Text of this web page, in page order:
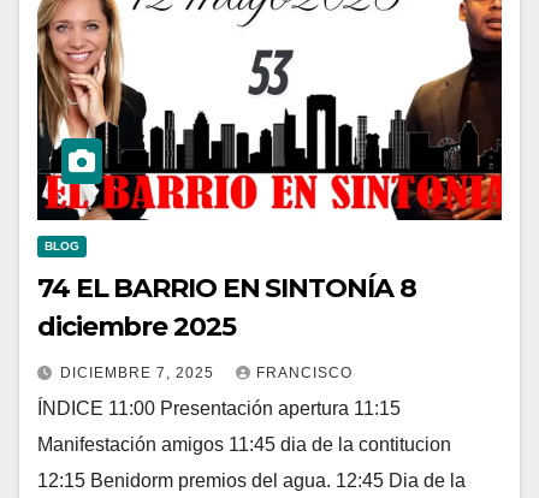
BLOG
74 EL BARRIO EN SINTONÍA 8
diciembre 2025
DICIEMBRE 7, 2025 FRANCISCO
ÍNDICE 11:00 Presentación apertura 11:15
Manifestación amigos 11:45 dia de la contitucion
12:15 Benidorm premios del agua. 12:45 Dia de la